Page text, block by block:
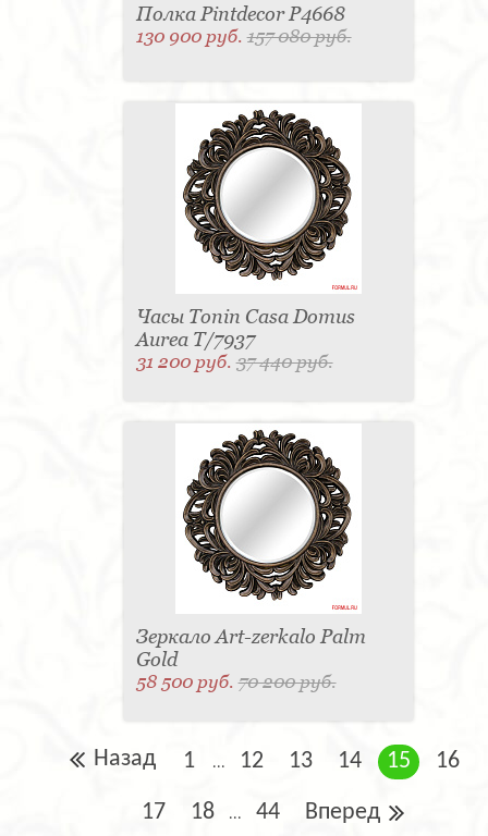
Полка Pintdecor P4668
130 900 руб.157 080 руб.
Часы Tonin Casa Domus
Aurea T/7937
31 200 руб.37 440 руб.
Зеркало Art-zerkalo Palm
Gold
58 500 руб.70 200 руб.
Назад 1 ... 12 13 14 15 16
17 18 ... 44 Вперед